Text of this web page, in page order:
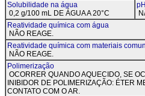
Solubilidade na água
0,2 g/100 mL DE ÁGUA A 20°C
pH
Reatividade química com água
NÃO REAGE.
Reatividade química com materiais
NÃO REAGE.
Polimerização
OCORRER QUANDO AQUECIDO, SE
INIBIDOR DE POLIMERIZAÇÃO: ÉTER
CONTATO COM O AR.